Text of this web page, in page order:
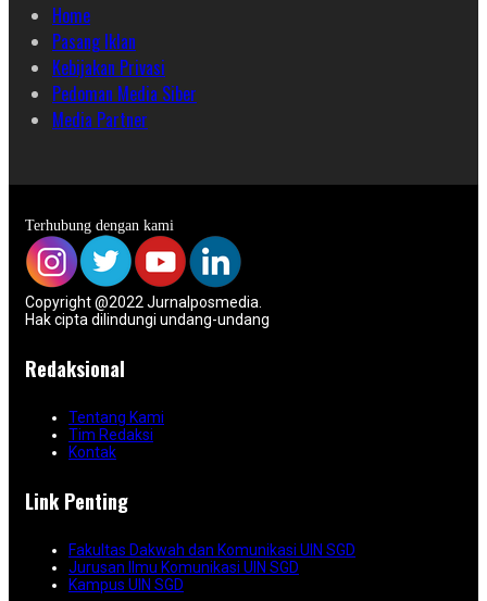
Home
Pasang Iklan
Kebijakan Privasi
Pedoman Media Siber
Media Partner
Terhubung dengan kami
Copyright @2022 Jurnalposmedia.
Hak cipta dilindungi undang-undang
Redaksional
Tentang Kami
Tim Redaksi
Kontak
Link Penting
Fakultas Dakwah dan Komunikasi UIN SGD
Jurusan Ilmu Komunikasi UIN SGD
Kampus UIN SGD